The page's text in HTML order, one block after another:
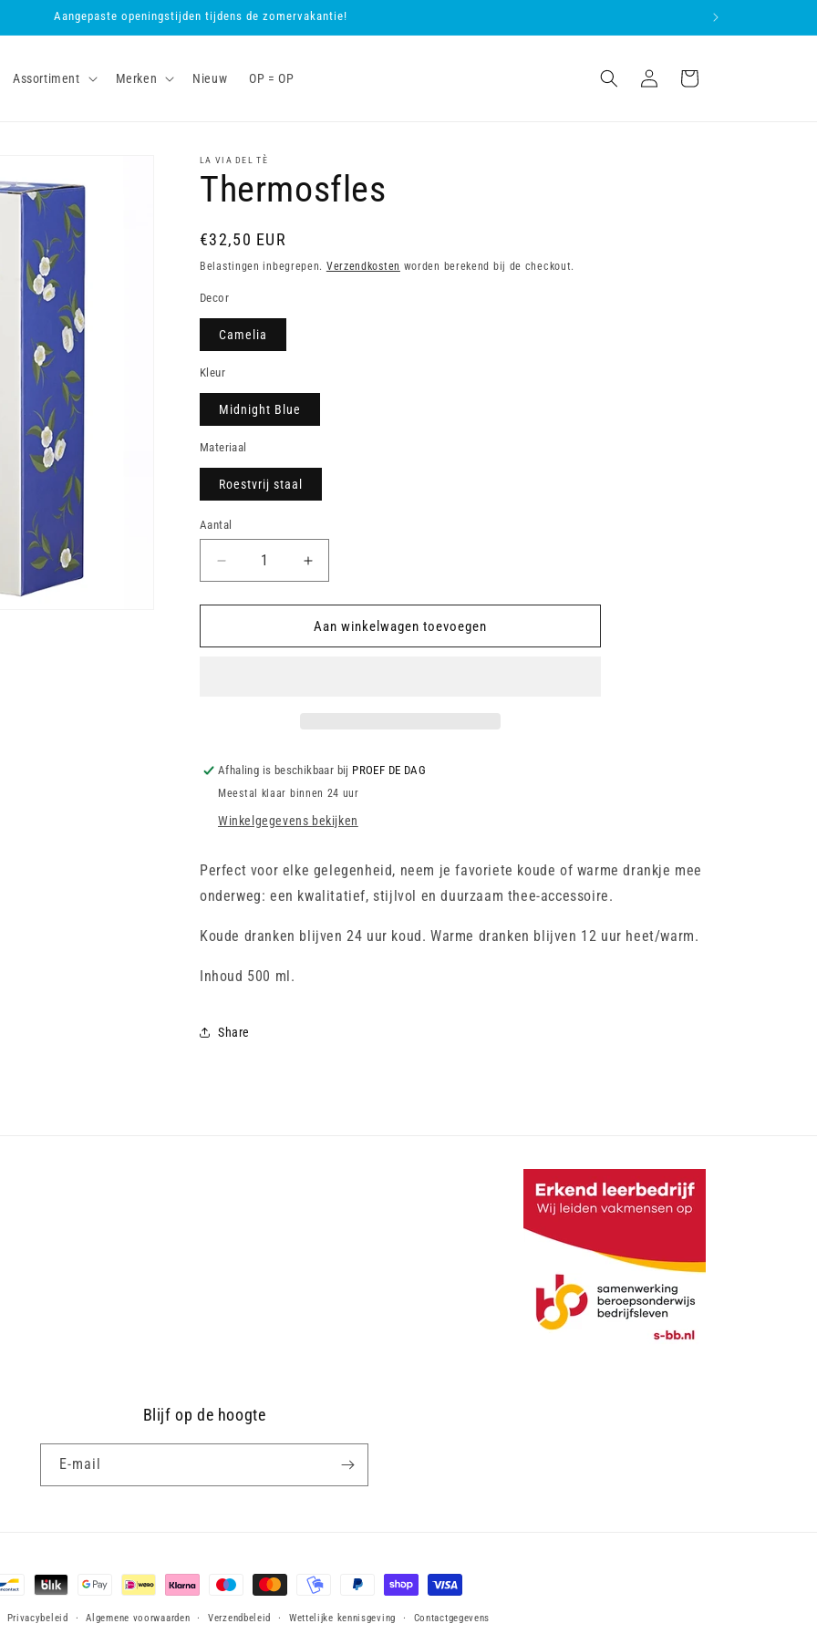
Aangepaste openingstijden tijdens de zomervakantie!
Assortiment Merken Nieuw OP = OP InloggenWinkelwagen
LA VIA DEL TÈ
Thermosfles
Normale
prijs
€32,50 EUR
Belastingen inbegrepen. Verzendkosten worden berekend bij de checkout.
Decor
Camelia
Kleur
Midnight Blue
Materiaal
Roestvrij staal
Aantal
Aantal
verlagen
voor
Aantal
verhogen
voor
Thermosfles
Aan winkelwagen toevoegen
Afhaling is beschikbaar bij PROEF DE DAG
Meestal klaar binnen 24 uur
Winkelgegevens bekijken
Perfect voor elke gelegenheid, neem je favoriete koude of warme drankje mee
onderweg: een kwalitatief, stijlvol en duurzaam thee-accessoire.
Koude dranken blijven 24 uur koud. Warme dranken blijven 12 uur heet/warm.
Inhoud 500 ml.
Share
Blijf op de hoogte
E‑mail
Privacybeleid Algemene voorwaarden Verzendbeleid Wettelijke kennisgeving Contactgegevens